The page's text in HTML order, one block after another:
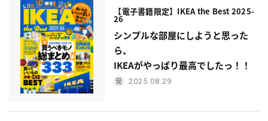
【電子書籍限定】IKEA the Best 2025-
26
シンプルな部屋にしようと思った
ら、
IKEAがやっぱり最高でしたっ！！
2025.08.29